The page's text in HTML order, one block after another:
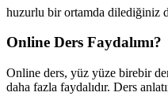
huzurlu bir ortamda dilediğiniz
Online Ders Faydalımı?
Online ders, yüz yüze birebir
daha fazla faydalıdır. Ders